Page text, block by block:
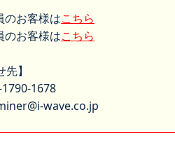
お客様はこちら
お客様はこちら
先】
1678
wave.co.jp